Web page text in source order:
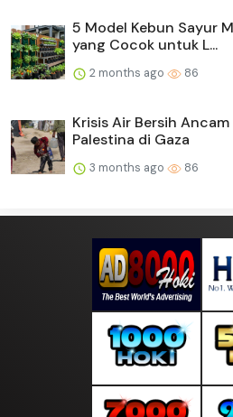
5 Model Kebun Sayur
yang Cocok untuk L...
2 months ago 86
Krisis Air Bersih
Palestina di Gaza
3 months ago 86